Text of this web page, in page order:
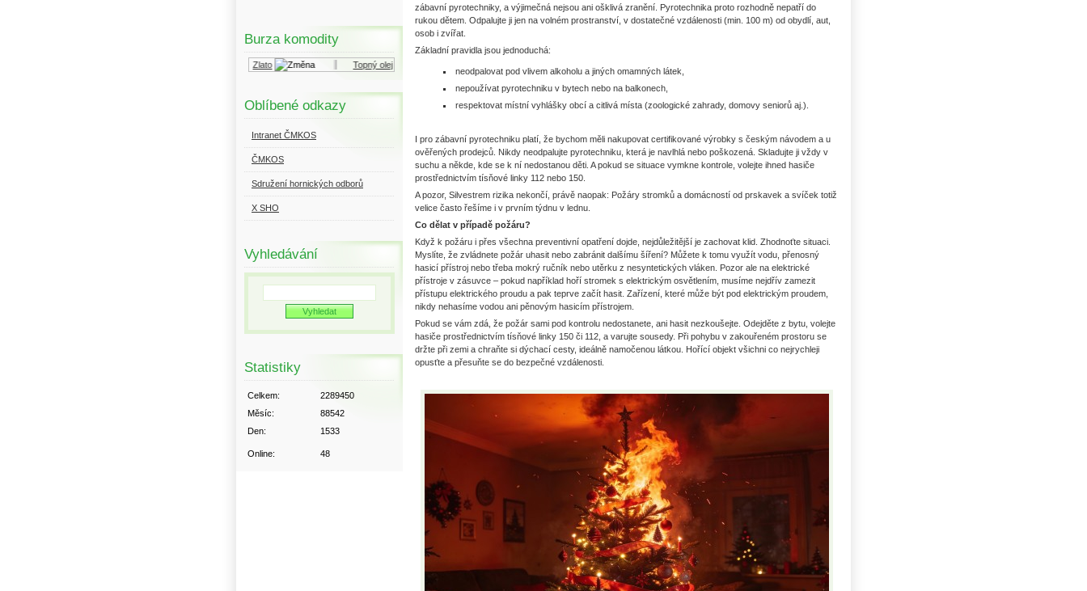
zábavní pyrotechniky, a výjimečná nejsou ani ošklivá zranění. Pyrotechnika proto rozhodně nepatří do
rukou dětem. Odpalujte ji jen na volném prostranství, v dostatečné vzdálenosti (min. 100 m) od obydlí, aut,
osob i zvířat.
Základní pravidla jsou jednoduchá:
neodpalovat pod vlivem alkoholu a jiných omamných látek,
nepoužívat pyrotechniku v bytech nebo na balkonech,
respektovat místní vyhlášky obcí a citlivá místa (zoologické zahrady, domovy seniorů aj.).
I pro zábavní pyrotechniku platí, že bychom měli nakupovat certifikované výrobky s českým návodem a u
ověřených prodejců. Nikdy neodpalujte pyrotechniku, která je navlhlá nebo poškozená. Skladujte ji vždy v
suchu a někde, kde se k ní nedostanou děti. A pokud se situace vymkne kontrole, volejte ihned hasiče
prostřednictvím tísňové linky 112 nebo 150.
A pozor, Silvestrem rizika nekončí, právě naopak: Požáry stromků a domácností od prskavek a svíček totiž
velice často řešíme i v prvním týdnu v lednu.
Co dělat v případě požáru?
Když k požáru i přes všechna preventivní opatření dojde, nejdůležitější je zachovat klid. Zhodnoťte situaci.
Myslíte, že zvládnete požár uhasit nebo zabránit dalšímu šíření? Můžete k tomu využít vodu, přenosný
hasicí přístroj nebo třeba mokrý ručník nebo utěrku z nesyntetických vláken. Pozor ale na elektrické
přístroje v zásuvce – pokud například hoří stromek s elektrickým osvětlením, musíme nejdřív zamezit
přístupu elektrického proudu a pak teprve začít hasit. Zařízení, které může být pod elektrickým proudem,
nikdy nehasíme vodou ani pěnovým hasicím přístrojem.
Pokud se vám zdá, že požár sami pod kontrolu nedostanete, ani hasit nezkoušejte. Odejděte z bytu, volejte
hasiče prostřednictvím tísňové linky 150 či 112, a varujte sousedy. Při pohybu v zakouřeném prostoru se
držte při zemi a chraňte si dýchací cesty, ideálně namočenou látkou. Hořící objekt všichni co nejrychleji
opusťte a přesuňte se do bezpečné vzdálenosti.
Burza komodity
Zlato Topný olej
Oblíbené odkazy
Intranet ČMKOS
ČMKOS
Sdružení hornických odborů
X SHO
Vyhledávání
Statistiky
Online: 48
Celkem:
2289450
Měsíc:
88542
Den:
1533